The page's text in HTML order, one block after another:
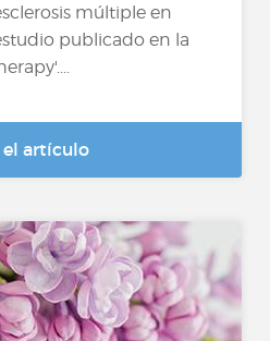
múltiple en
publicado en la
el artículo